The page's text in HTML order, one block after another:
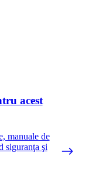
acest
manuale de
siguranţa şi